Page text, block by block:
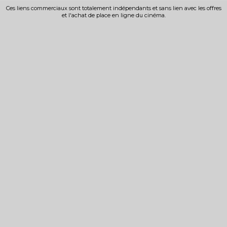
Ces liens commerciaux sont totalement indépendants et sans lien avec les offres
et l'achat de place en ligne du cinéma.